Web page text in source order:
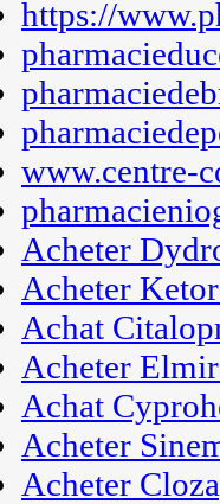
https://
www.centre-
Acheter
Acheter
Achat
Acheter
Achat
Acheter
Acheter